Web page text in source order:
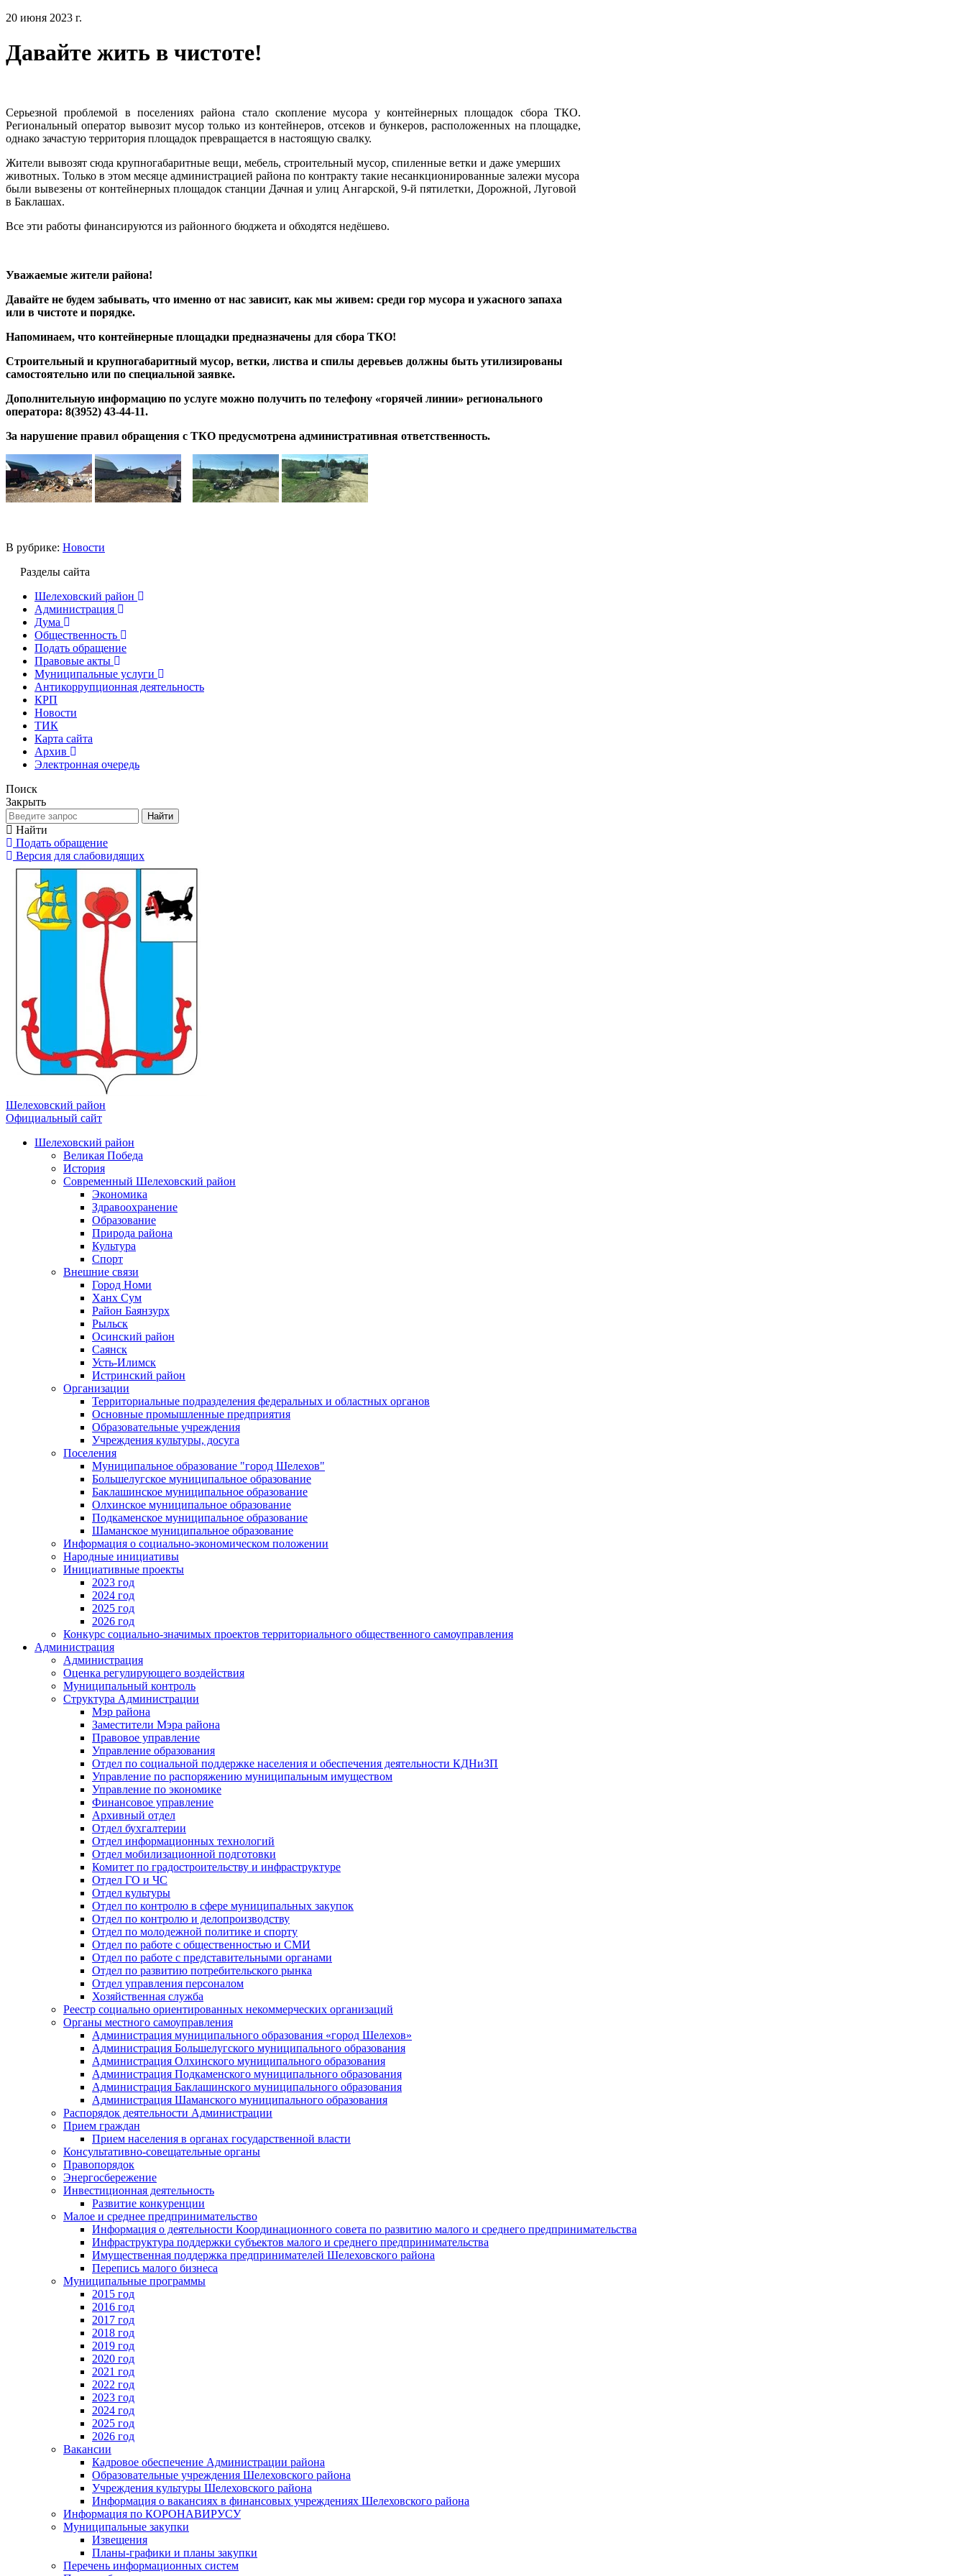
20 июня 2023 г.
Давайте жить в чистоте!
Серьезной проблемой в поселениях района стало скопление мусора у контейнерных площадок сбора ТКО.
Региональный оператор вывозит мусор только из контейнеров, отсеков и бункеров, расположенных на площадке,
однако зачастую территория площадок превращается в настоящую свалку.
Жители вывозят сюда крупногабаритные вещи, мебель, строительный мусор, спиленные ветки и даже умерших
животных. Только в этом месяце администрацией района по контракту такие несанкционированные залежи мусора
были вывезены от контейнерных площадок станции Дачная и улиц Ангарской, 9-й пятилетки, Дорожной, Луговой
в Баклашах.
Все эти работы финансируются из районного бюджета и обходятся недёшево.
Уважаемые жители района!
Давайте не будем забывать, что именно от нас зависит, как мы живем: среди гор мусора и ужасного запаха
или в чистоте и порядке.
Напоминаем, что контейнерные площадки предназначены для сбора ТКО!
Строительный и крупногабаритный мусор, ветки, листва и спилы деревьев должны быть утилизированы
самостоятельно или по специальной заявке.
Дополнительную информацию по услуге можно получить по телефону «горячей линии» регионального
оператора: 8(3952) 43-44-11.
За нарушение правил обращения с ТКО предусмотрена административная ответственность.
В рубрике: Новости
Разделы сайта
Шелеховский район
Администрация
Дума
Общественность
Подать обращение
Правовые акты
Муниципальные услуги
Антикоррупционная деятельность
КРП
Новости
ТИК
Карта сайта
Архив
Электронная очередь
Поиск
Закрыть
Найти
Найти
Подать обращение
Версия для слабовидящих
Шелеховский район
Официальный сайт
Шелеховский район
Великая Победа
История
Современный Шелеховский район
Экономика
Здравоохранение
Образование
Природа района
Культура
Спорт
Внешние связи
Город Номи
Ханх Сум
Район Баянзурх
Рыльск
Осинский район
Саянск
Усть-Илимск
Истринский район
Организации
Территориальные подразделения федеральных и областных органов
Основные промышленные предприятия
Образовательные учреждения
Учреждения культуры, досуга
Поселения
Муниципальное образование "город Шелехов"
Большелугское муниципальное образование
Баклашинское муниципальное образование
Олхинское муниципальное образование
Подкаменское муниципальное образование
Шаманское муниципальное образование
Информация о социально-экономическом положении
Народные инициативы
Инициативные проекты
2023 год
2024 год
2025 год
2026 год
Конкурс социально-значимых проектов территориального общественного самоуправления
Администрация
Администрация
Оценка регулирующего воздействия
Муниципальный контроль
Структура Администрации
Мэр района
Заместители Мэра района
Правовое управление
Управление образования
Отдел по социальной поддержке населения и обеспечения деятельности КДНиЗП
Управление по распоряжению муниципальным имуществом
Управление по экономике
Финансовое управление
Архивный отдел
Отдел бухгалтерии
Отдел информационных технологий
Отдел мобилизационной подготовки
Комитет по градостроительству и инфраструктуре
Отдел ГО и ЧС
Отдел культуры
Отдел по контролю в сфере муниципальных закупок
Отдел по контролю и делопроизводству
Отдел по молодежной политике и спорту
Отдел по работе с общественностью и СМИ
Отдел по работе с представительными органами
Отдел по развитию потребительского рынка
Отдел управления персоналом
Хозяйственная служба
Реестр социально ориентированных некоммерческих организаций
Органы местного самоуправления
Администрация муниципального образования «город Шелехов»
Администрация Большелугского муниципального образования
Администрация Олхинского муниципального образования
Администрация Подкаменского муниципального образования
Администрация Баклашинского муниципального образования
Администрация Шаманского муниципального образования
Распорядок деятельности Администрации
Прием граждан
Прием населения в органах государственной власти
Консультативно-совещательные органы
Правопорядок
Энергосбережение
Инвестиционная деятельность
Развитие конкуренции
Малое и среднее предпринимательство
Информация о деятельности Координационного совета по развитию малого и среднего предпринимательства
Инфраструктура поддержки субъектов малого и среднего предпринимательства
Имущественная поддержка предпринимателей Шелеховского района
Перепись малого бизнеса
Муниципальные программы
2015 год
2016 год
2017 год
2018 год
2019 год
2020 год
2021 год
2022 год
2023 год
2024 год
2025 год
2026 год
Вакансии
Кадровое обеспечение Администрации района
Образовательные учреждения Шелеховского района
Учреждения культуры Шелеховского района
Информация о вакансиях в финансовых учреждениях Шелеховского района
Информация по КОРОНАВИРУСУ
Муниципальные закупки
Извещения
Планы-графики и планы закупки
Перечень информационных систем